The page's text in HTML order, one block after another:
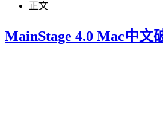
正文
MainStage 4.0 Mac中文